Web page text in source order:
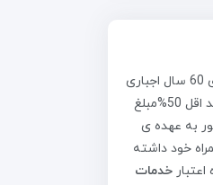
1- صدور بیمه برای افراد بالای 60 سال اجباری
و مبلغ آن به صورت جداگانه بر مبلغ تور اضافه میگردد. 2- پرواز و هتل چارتر و غیر قابل استرداد میباشد. 3- پرداخت حد اقل 50%مبلغ
کشور به عهده ی
طبق قوانین کشور گرجستان هر مسافر باید به ازای هرشب مبلغ 100 دلار همراه خود داشته
خدمات